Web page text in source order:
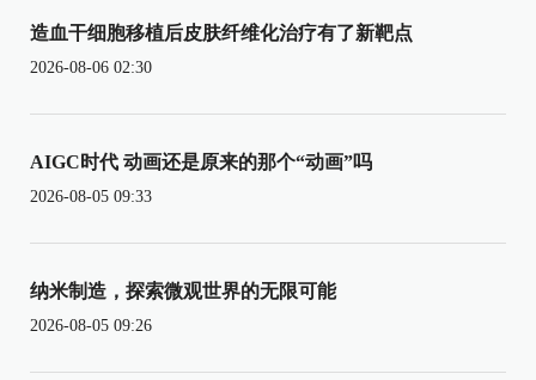
造血干细胞移植后皮肤纤维化治疗有了新靶点
2026-08-06 02:30
AIGC时代 动画还是原来的那个“动画”吗
2026-08-05 09:33
纳米制造，探索微观世界的无限可能
2026-08-05 09:26